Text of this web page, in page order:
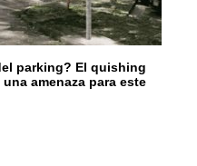
parking? El quishing
amenaza para este